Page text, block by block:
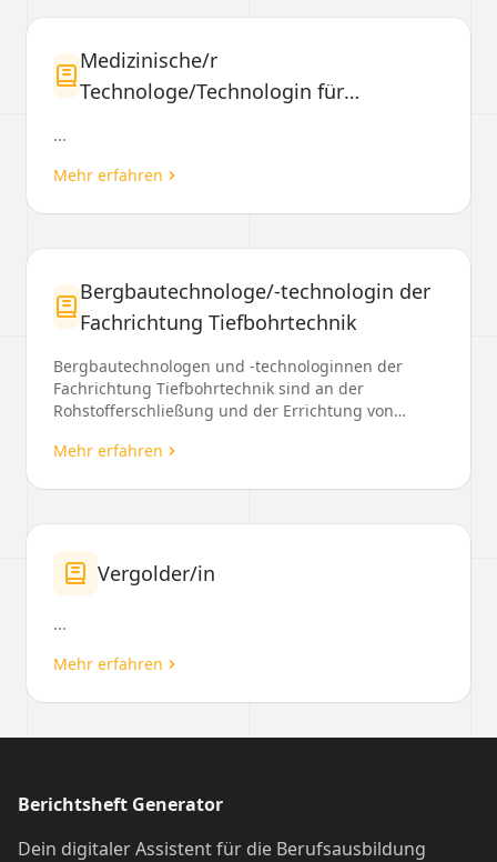
Medizinische/r
Technologe/Technologin für
...
Mehr erfahren
Bergbautechnologe/-technologin der
Fachrichtung Tiefbohrtechnik
Bergbautechnologen und -technologinnen der
Fachrichtung Tiefbohrtechnik sind an der
Rohstofferschließung und der Errichtung von
Mehr erfahren
Vergolder/in
...
Mehr erfahren
Berichtsheft Generator
Dein digitaler Assistent für die Berufsausbildung